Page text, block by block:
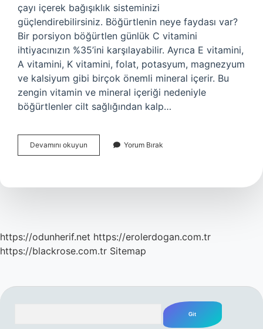
çayı içerek bağışıklık sisteminizi
güçlendirebilirsiniz. Böğürtlenin neye faydası var?
Bir porsiyon böğürtlen günlük C vitamini
ihtiyacınızın %35’ini karşılayabilir. Ayrıca E vitamini,
A vitamini, K vitamini, folat, potasyum, magnezyum
ve kalsiyum gibi birçok önemli mineral içerir. Bu
zengin vitamin ve mineral içeriği nedeniyle
böğürtlenler cilt sağlığından kalp…
Devamını okuyun Böğürtlen
Çayı
Gelir
Yorum Bırak
https://odunherif.net https://erolerdogan.com.tr
https://blackrose.com.tr Sitemap